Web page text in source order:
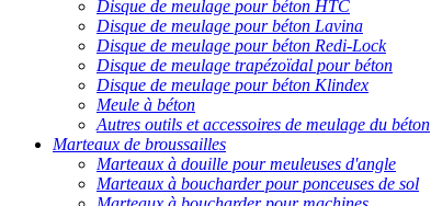
Disque de meulage pour béton HTC
Disque de meulage pour béton Lavina
Disque de meulage pour béton Redi-Lock
Disque de meulage trapézoïdal pour béton
Disque de meulage pour béton Klindex
Meule à béton
Autres outils et accessoires de meulage du béton
Marteaux de broussailles
Marteaux à douille pour meuleuses d'angle
Marteaux à boucharder pour ponceuses de sol